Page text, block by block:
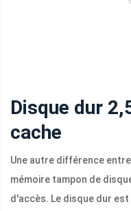
Disque dur
cache
Une autre différence entre
mémoire tampon de
d'accès. Le disque dur